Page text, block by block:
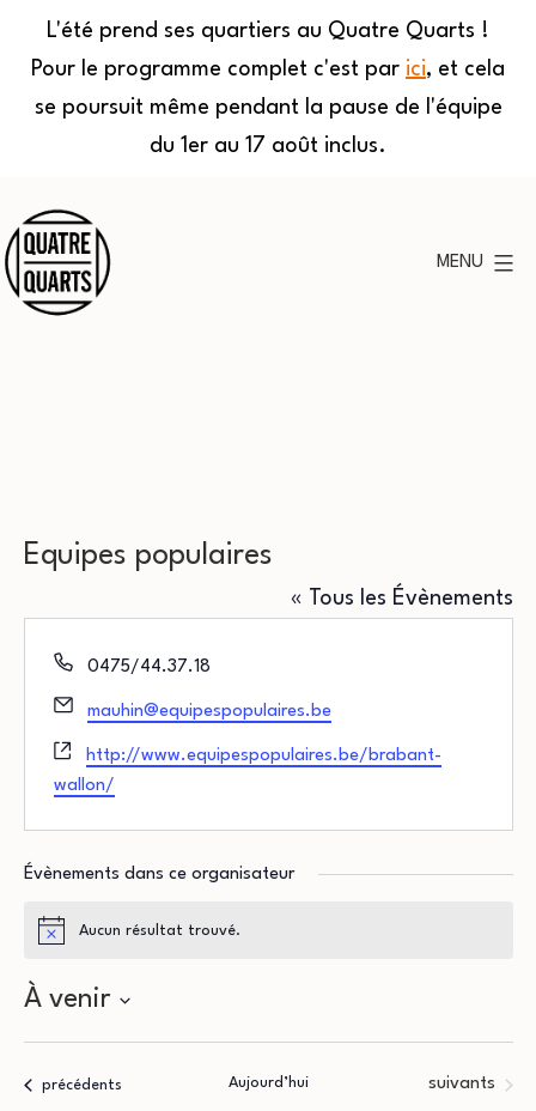
L'été prend ses quartiers au Quatre Quarts !
Pour le programme complet c'est par ici, et cela
se poursuit même pendant la pause de l'équipe
du 1er au 17 août inclus.
au
contenu
MENU
Equipes populaires
« Tous les Évènements
Téléphone
0475/44.37.18
Email
mauhin@equipespopulaires.be
Site
web
http://www.equipespopulaires.be/brabant-
wallon/
Évènements dans ce organisateur
Notice
Aucun résultat trouvé.
À venir
Sélectionnez
Évènements
précédents Aujourd’hui Évènements
suivants